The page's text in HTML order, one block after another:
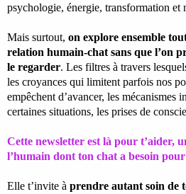
psychologie, énergie, transformation et
Mais surtout, on explore ensemble
relation humain-chat sans que l’on
le regarder. Les filtres à travers
les croyances qui limitent parfois nos
empêchent d’avancer, les mécanismes
certaines situations, les prises de
Cette newsletter est là pour t’aider,
l’humain dont ton chat a besoin
Elle t’invite à prendre autant soin de